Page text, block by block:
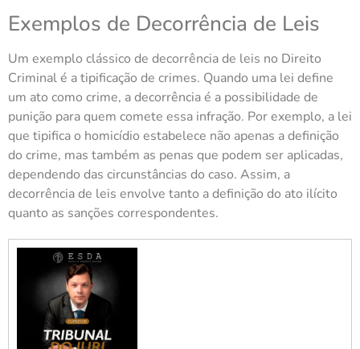
Exemplos de Decorrência de Leis
Um exemplo clássico de decorrência de leis no Direito
Criminal é a tipificação de crimes. Quando uma lei define
um ato como crime, a decorrência é a possibilidade de
punição para quem comete essa infração. Por exemplo, a lei
que tipifica o homicídio estabelece não apenas a definição
do crime, mas também as penas que podem ser aplicadas,
dependendo das circunstâncias do caso. Assim, a
decorrência de leis envolve tanto a definição do ato ilícito
quanto as sanções correspondentes.